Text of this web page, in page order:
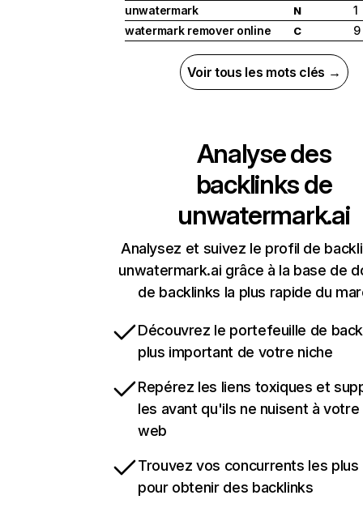
unwatermark
N
1
watermark remover online
C 9
Voir tous les mots clés →
Analyse des
backlinks de
unwatermark.ai
Analysez et suivez le profil de
unwatermark.ai grâce à la base de
de backlinks la plus rapide du
Découvrez le portefeuille de
plus important de votre niche
Repérez les liens toxiques et
les avant qu'ils ne nuisent à
web
Trouvez vos concurrents les
pour obtenir des backlinks